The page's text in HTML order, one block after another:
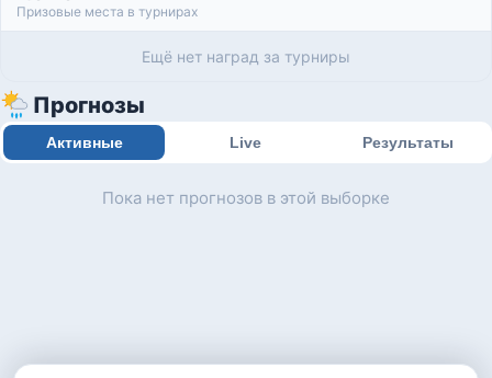
Призовые места в турнирах
Ещё нет наград за турниры
Прогнозы
Активные Live Результаты
Пока нет прогнозов в этой выборке